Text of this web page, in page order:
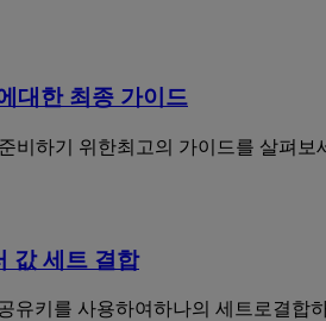
대한 최종 가이드
비하기 위한최고의 가이드를 살펴
값 세트 결합
유키를 사용하여하나의 세트로결합